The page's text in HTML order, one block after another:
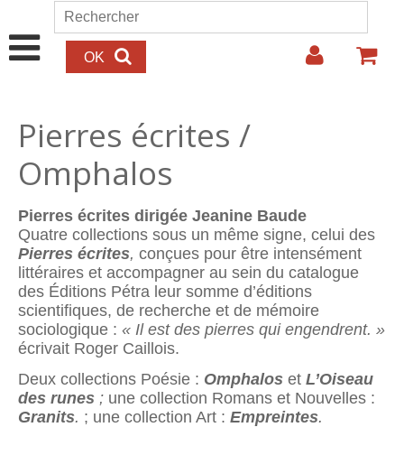
Aller au contenu principal
Formulaire de recherche
Rechercher
Pierres écrites /
Omphalos
Pierres écrites dirigée Jeanine Baude
Quatre collections sous un même signe, celui des
Pierres écrites, conçues pour être intensément
littéraires et accompagner au sein du catalogue
des Éditions Pétra leur somme d’éditions
scientifiques, de recherche et de mémoire
sociologique : « Il est des pierres qui engendrent. »
écrivait Roger Caillois.
Deux collections Poésie : Omphalos et L’Oiseau
des runes ; une collection Romans et Nouvelles :
Granits. ; une collection Art : Empreintes.